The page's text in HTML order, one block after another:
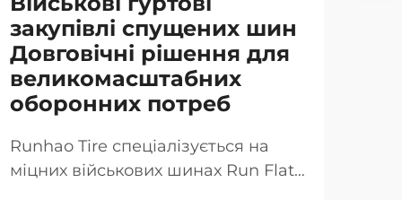
закупівлі спущених шин
Довговічні рішення для
великомасштабних
оборонних потреб
Runhao Tire спеціалізується на
міцних військових шинах Run Flat,